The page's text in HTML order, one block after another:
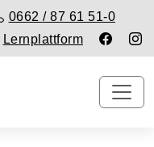
0662 / 87 61 51-0
Lernplattform